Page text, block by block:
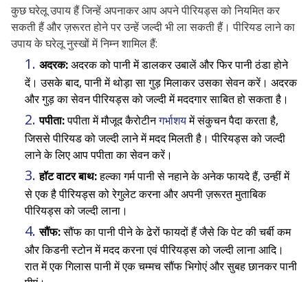
कुछ घरेलू उपाय हैं जिन्हें अपनाकर आप अपने पीरियड्स को नियमित कर
सकती हैं और ज़रूरत होने पर उन्हें जल्दी भी ला सकती हैं। पीरियड लाने का
उपाय के घरेलू नुस्खों में निम्न शामिल हैं:
अदरक:अदरक को पानी में डालकर उबालें और फिर पानी ठंडा होने
दें। उसके बाद, पानी में थोड़ा सा गुड़ मिलाकर उसका सेवन करें। अदरक
और गुड़ का सेवन पीरियड्स को जल्दी में मददगार साबित हो सकता है।
पपीता:पपीता में मौजूद कैरोटीनगर्भाशयमें संकुचन पैदा करता है,
जिससे पीरियड को जल्दी लाने में मदद मिलती है। पीरियड्स को जल्दी
लाने के लिए आप पपीता का सेवन करें।
हॉट वाटर बाथ:हल्का गर्म पानी से नहाने के अनेक फायदे हैं, उन्हीं में
से एक है पीरियड्स को रेगुलेट करना और अपनी ज़रूरत मुताबिक
पीरियड्स को जल्दी लाना।
सौंफ:सौंफ का पानी पीने के ढेरों फायदों हैं जैसे कि पेट की चर्बी कम
और किडनी स्टोन में मदद करना एवं पीरियड्स को जल्दी लाना आदि।
रात में एक गिलास पानी में एक चम्मच सौंफ भिगोएं और सुबह छानकर पानी